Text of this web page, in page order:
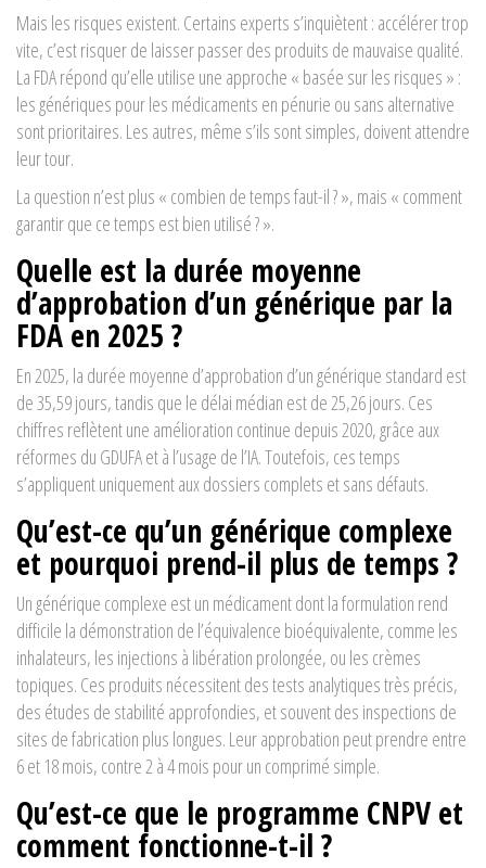
Mais les risques existent. Certains experts s’inquiètent : accélérer trop
vite, c’est risquer de laisser passer des produits de mauvaise qualité.
La FDA répond qu’elle utilise une approche « basée sur les risques » :
les génériques pour les médicaments en pénurie ou sans alternative
sont prioritaires. Les autres, même s’ils sont simples, doivent attendre
leur tour.
La question n’est plus « combien de temps faut-il ? », mais « comment
garantir que ce temps est bien utilisé ? ».
Quelle est la durée moyenne
d’approbation d’un générique par la
FDA en 2025 ?
En 2025, la durée moyenne d’approbation d’un générique standard est
de 35,59 jours, tandis que le délai médian est de 25,26 jours. Ces
chiffres reflètent une amélioration continue depuis 2020, grâce aux
réformes du GDUFA et à l’usage de l’IA. Toutefois, ces temps
s’appliquent uniquement aux dossiers complets et sans défauts.
Qu’est-ce qu’un générique complexe
et pourquoi prend-il plus de temps ?
Un générique complexe est un médicament dont la formulation rend
difficile la démonstration de l’équivalence bioéquivalente, comme les
inhalateurs, les injections à libération prolongée, ou les crèmes
topiques. Ces produits nécessitent des tests analytiques très précis,
des études de stabilité approfondies, et souvent des inspections de
sites de fabrication plus longues. Leur approbation peut prendre entre
6 et 18 mois, contre 2 à 4 mois pour un comprimé simple.
Qu’est-ce que le programme CNPV et
comment fonctionne-t-il ?